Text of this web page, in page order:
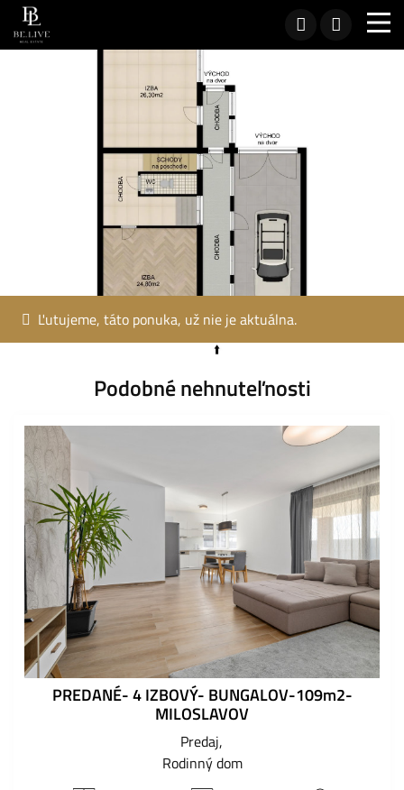
Ľutujeme, táto ponuka, už nie je aktuálna.
Podobné nehnuteľnosti
PREDANÉ- 4 IZBOVÝ- BUNGALOV-109m2-
MILOSLAVOV
Predaj
Rodinný dom